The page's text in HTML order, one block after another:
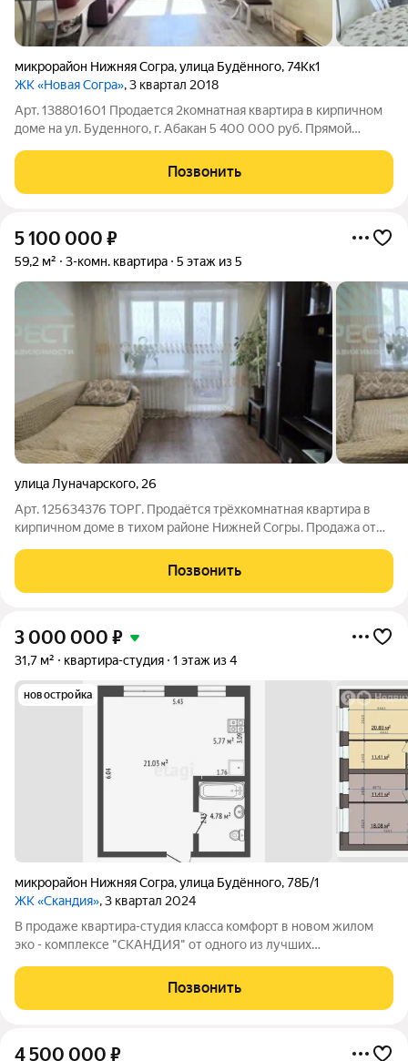
микрорайон Нижняя Согра,улица Будённого,74Кк1
ЖК «Новая Согра», 3 квартал 2018
Арт. 138801601 Продается 2комнатная квартира в кирпичном
доме на ул. Буденного, г. Абакан 5 400 000 руб. Прямой
сэкономят ваше время и деньги
Позвонить
5 100 000 ₽
59,2 м² 3-комн. квартира 5 этаж из 5
улица Луначарского, 26
Арт. 125634376 ТОРГ. Продаётся трёхкомнатная квартира в
кирпичном доме в тихом районе Нижней Согры. Продажа от
ремонт. Просторный, чистый подъезд, тихие соседи.Во дворе
есть детская площадка,
Позвонить
3 000 000 ₽
31,7 м² квартира-студия 1 этаж из 4
новостройка
микрорайон Нижняя Согра,улица Будённого,78Б/1
ЖК «Скандия», 3 квартал 2024
В продаже квартира-студия класса комфорт в новом жилом
эко - комплексе "СКАНДИЯ" oт oднoгo из лучших
отделка: стены выровнены финишной штукатуркой, полы
ровные, с цементной стяжкой, готовы к укладке
Позвонить
4 500 000 ₽